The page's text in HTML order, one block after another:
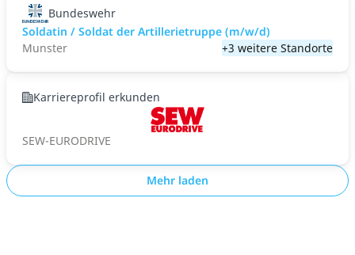
Bundeswehr
Soldatin / Soldat der Artillerietruppe (m/w/d)
Munster
+3 weitere Standorte
Karriereprofil erkunden
SEW-EURODRIVE
Mehr laden